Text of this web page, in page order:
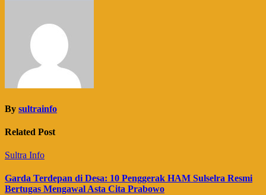
By sultrainfo
Related Post
Sultra Info
Garda Terdepan di Desa: 10 Penggerak HAM Sulselra Resmi
Bertugas Mengawal Asta Cita Prabowo